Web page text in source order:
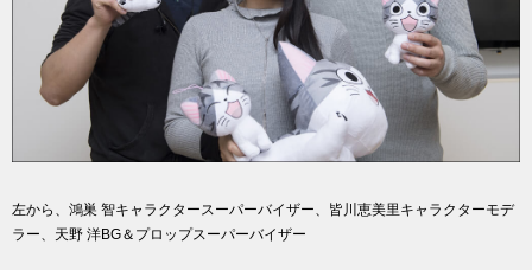
左から、鴻巣 智キャラクタースーパーバイザー、皆川恵美里キャラクターモデ
ラー、天野 洋BG＆プロップスーパーバイザー